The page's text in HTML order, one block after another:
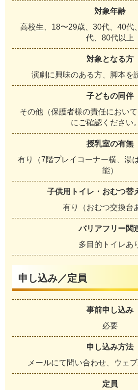
対象年齢
高校生、18〜29歳、30代、40代
代、80代以上
対象となる方
演劇に興味のある方、脚本を
子どもの同伴
その他（保護者様の責任におい
にご確認ください
授乳室の有無
有り（7階プレイコーナー横、湯
能）
子供用トイレ・おむつ替
有り（おむつ交換台
バリアフリー関
多目的トイレあ
申し込み／定員
事前申し込み
必要
申し込み方法
メールにて問い合わせ、ウェ
定員